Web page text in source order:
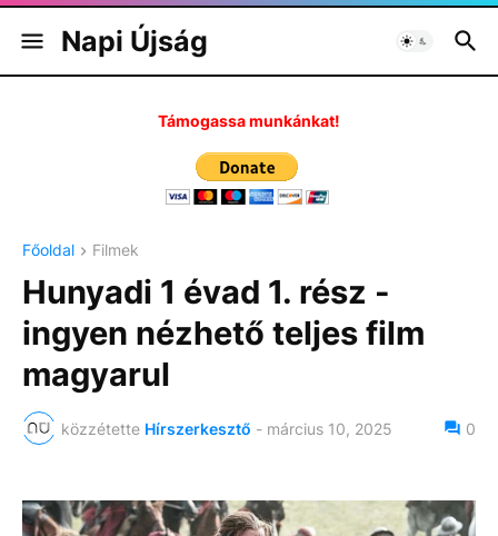
Napi Újság
Támogassa munkánkat!
Főoldal Filmek
Hunyadi 1 évad 1. rész -
ingyen nézhető teljes film
magyarul
közzétette Hírszerkesztő - március 10, 2025 0